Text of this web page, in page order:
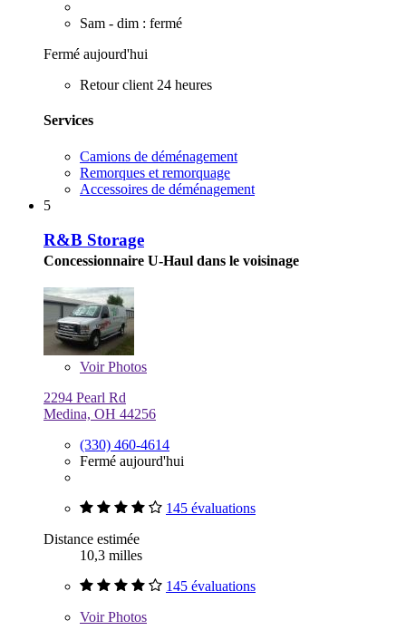
Sam - dim : fermé
Fermé aujourd'hui
Retour client 24 heures
Services
Camions de déménagement
Remorques et remorquage
Accessoires de déménagement
5
R&B Storage
Concessionnaire U-Haul dans le voisinage
VoirPhotos
2294 Pearl Rd
Medina, OH 44256
(330) 460-4614
Fermé aujourd'hui
145 évaluations
Distance estimée
10,3 milles
145 évaluations
VoirPhotos